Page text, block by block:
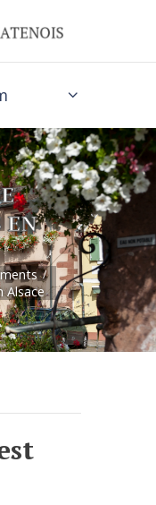
EN
Alsace